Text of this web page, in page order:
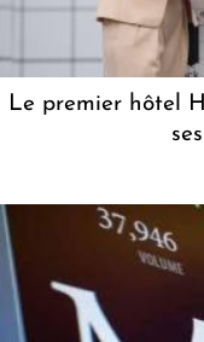
Le premier hôtel